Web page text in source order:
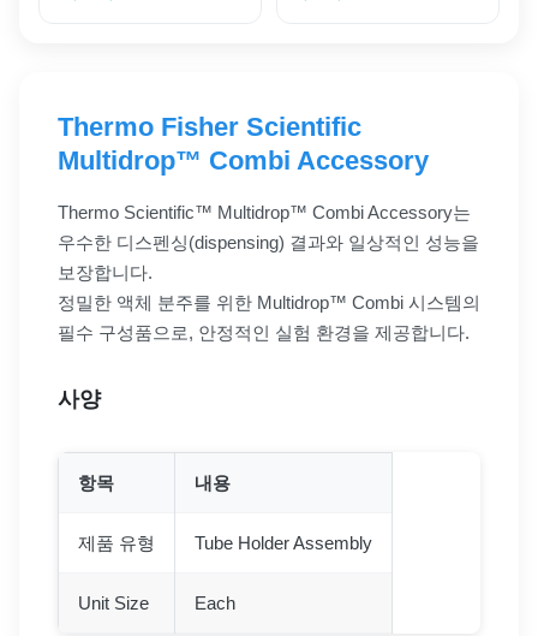
Thermo Fisher Scientific
Multidrop™ Combi Accessory
Thermo Scientific™ Multidrop™ Combi Accessory는
우수한 디스펜싱(dispensing) 결과와 일상적인 성능을
보장합니다.
정밀한 액체 분주를 위한 Multidrop™ Combi 시스템의
필수 구성품으로, 안정적인 실험 환경을 제공합니다.
사양
항목 내용
제품 유형 Tube Holder Assembly
Unit Size Each